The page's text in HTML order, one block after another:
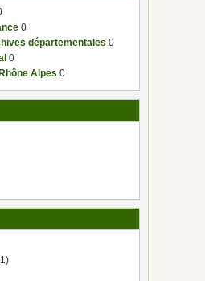
0
départementales 0
0
Alpes 0